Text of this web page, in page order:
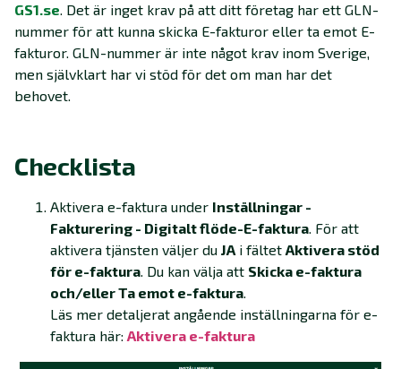
GS1.se. Det är inget krav på att ditt företag har ett GLN-
nummer för att kunna skicka E-fakturor eller ta emot E-
fakturor. GLN-nummer är inte något krav inom Sverige,
men självklart har vi stöd för det om man har det
behovet.
Checklista
Aktivera e-faktura under Inställningar -
Fakturering - Digitalt flöde-E-faktura. För att
aktivera tjänsten väljer du JA i fältet Aktivera stöd
för e-faktura. Du kan välja att Skicka e-faktura
och/eller Ta emot e-faktura.
Läs mer detaljerat angående inställningarna för e-
faktura här: Aktivera e-faktura